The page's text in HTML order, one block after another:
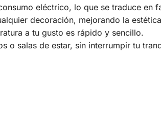
eléctrico, lo que se traduce en
decoración, mejorando la
a tu gusto es rápido y sencillo.
o salas de estar, sin interrumpir tu